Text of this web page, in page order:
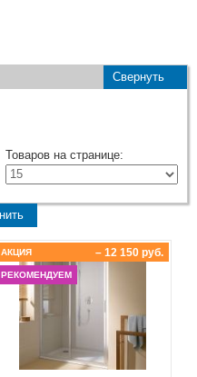
Свернуть
Товаров на странице:
– 12 150 руб.
АКЦИЯ
РЕКОМЕНДУЕМ